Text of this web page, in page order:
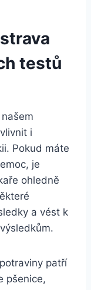
testů
i
Pokud máte
je
ohledně
a vést k
patří
pšenice,